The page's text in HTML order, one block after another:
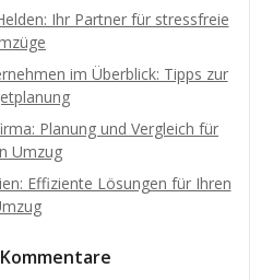
Ihr Partner für stressfreie
im Überblick: Tipps zur
Planung und Vergleich für
Umzug
Effiziente Lösungen für Ihren